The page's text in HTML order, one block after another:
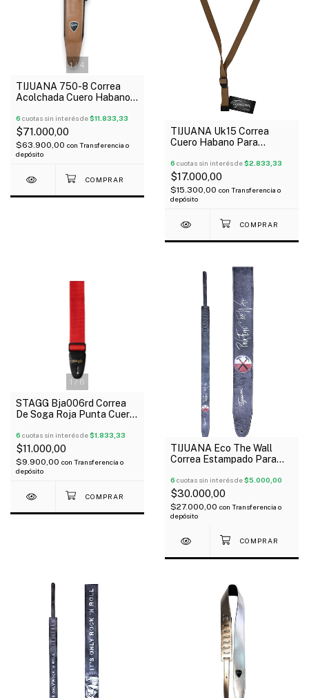
1/4
TIJUANA 750-8 Correa
Acolchada Cuero Habano
6 cuotas sin interés de$11.833,33
$71.000,00
$63.900,00 con Transferencia o
depósito
TIJUANA Uk15 Correa
Cuero Habano Para
6 cuotas sin interés de$2.833,33
$17.000,00
$15.300,00 con Transferencia o
depósito
1 /6
STAGG Bja006rd Correa
De Soga Roja Punta Cuero
6 cuotas sin interés de$1.833,33
$11.000,00
$9.900,00 con Transferencia o
depósito
TIJUANA Eco The Wall
Correa Estampado Para
6 cuotas sin interés de$5.000,00
$30.000,00
$27.000,00 con Transferencia o
depósito